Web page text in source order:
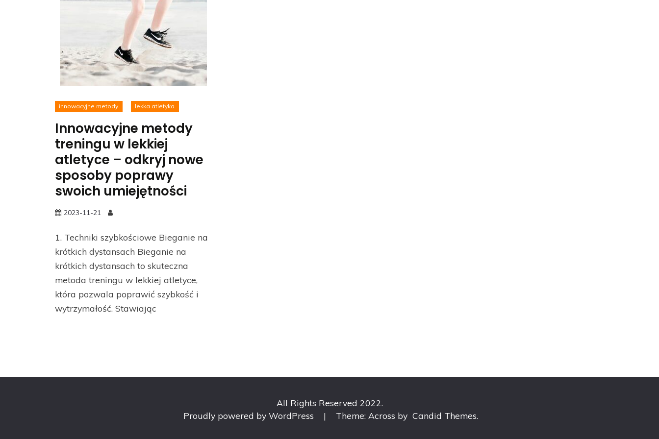
innowacyjne metody lekka atletyka
Innowacyjne metody
treningu w lekkiej
atletyce – odkryj nowe
sposoby poprawy
swoich umiejętności
2023-11-21
1. Techniki szybkościowe Bieganie na
krótkich dystansach Bieganie na
krótkich dystansach to skuteczna
metoda treningu w lekkiej atletyce,
która pozwala poprawić szybkość i
wytrzymałość. Stawiając
All Rights Reserved 2022.
Proudly powered by WordPress
| Theme: Across by Candid Themes.